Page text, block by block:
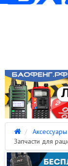
Аксессуары
Запчасти для